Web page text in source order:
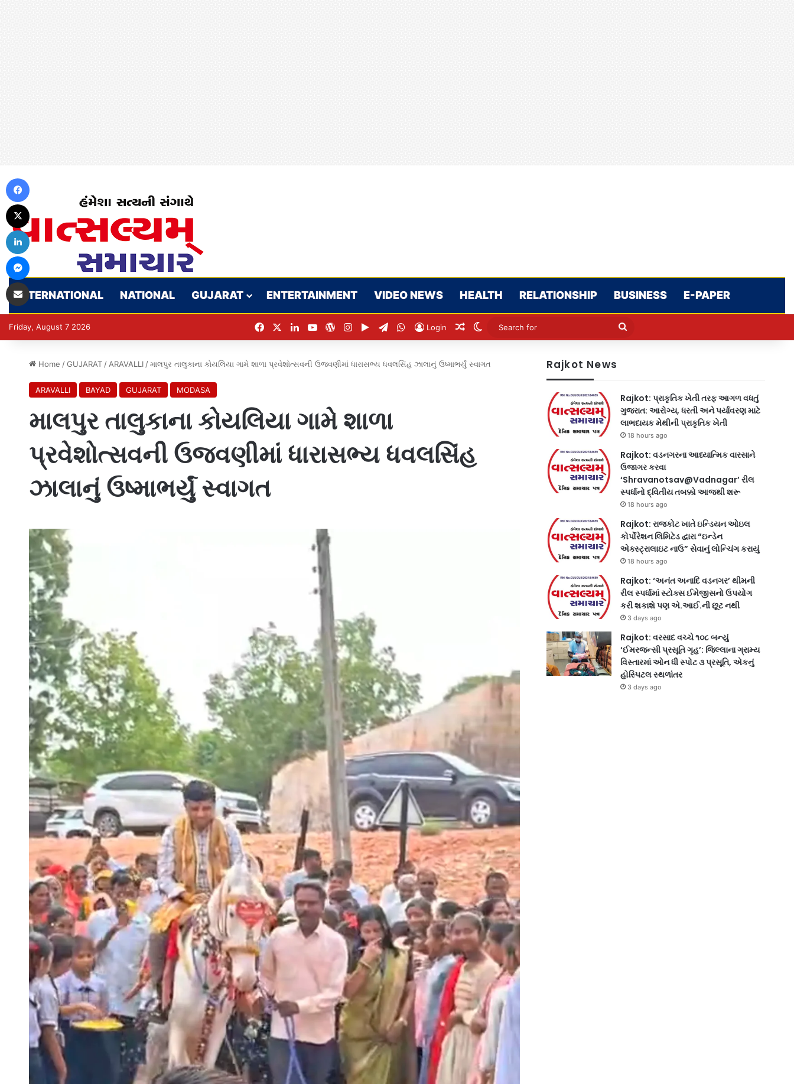
INTERNATIONAL NATIONAL GUJARAT ENTERTAINMENT VIDEO NEWS HEALTH RELATIONSHIP BUSINESS E-PAPER
Friday, August 7 2026 FacebookLinkedInYouTubeWordPress
Instagram
Google Play
Telegram
WhatsApp
Login Random Article
Switch skin
Search
Home / GUJARAT / ARAVALLI / માલપુર તાલુકાના કોયલિયા ગામે શાળા પ્રવેશોત્સવની ઉજવણીમાં ધારાસભ્ય ધવલસિંહ ઝાલાનું ઉષ્માભર્યું સ્વાગત
ARAVALLI BAYAD GUJARAT MODASA
માલપુર તાલુકાના કોયલિયા ગામે શાળા
પ્રવેશોત્સવની ઉજવણીમાં ધારાસભ્ય ધવલસિંહ
ઝાલાનું ઉષ્માભર્યું સ્વાગત
Rajkot News
Rajkot: પ્રાકૃતિક ખેતી તરફ આગળ વધતું
ગુજરાત: આરોગ્ય, ધરતી અને પર્યાવરણ માટે
લાભદાયક મેથીની પ્રાકૃતિક ખેતી
18 hours ago
Rajkot: વડનગરના આધ્યાત્મિક વારસાને
ઉજાગર કરવા
‘Shravanotsav@Vadnagar’ રીલ
સ્પર્ધાનો દ્વિતીય તબક્કો આજથી શરૂ
18 hours ago
Rajkot: રાજકોટ ખાતે ઇન્ડિયન ઓઇલ
કોર્પોરેશન લિમિટેડ દ્વારા “ઇન્ડેન
એક્સ્ટ્રાલાઇટ નાઉ” સેવાનું લોન્ચિંગ કરાયું
18 hours ago
Rajkot: ‘અનંત અનાદિ વડનગર’ થીમની
રીલ સ્પર્ધામાં સ્ટોક્સ ઈમેજીસનો ઉપયોગ
કરી શકાશે પણ એ.આઈ.ની છૂટ નથી
3 days ago
Rajkot: વરસાદ વચ્ચે ૧૦૮ બન્યું
‘ઈમરજન્સી પ્રસૂતિ ગૃહ’: જિલ્લાના ગ્રામ્ય
વિસ્તારમાં ઓન ધી સ્પોટ ૩ પ્રસૂતિ, એકનું
હોસ્પિટલ સ્થળાંતર
3 days ago
LinkedIn